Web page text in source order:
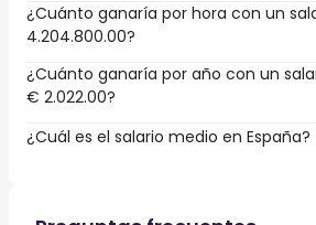
¿Cuánto ganaría por hora con un
4.204.800.00?
¿Cuánto ganaría por año con un
€ 2.022.00?
¿Cuál es el salario medio en España?